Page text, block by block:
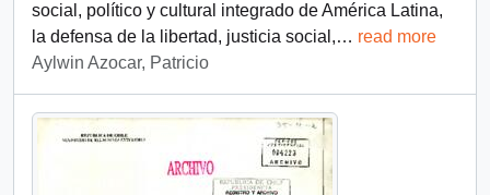
social, político y cultural integrado de América Latina,
la defensa de la libertad, justicia social,… read more
Aylwin Azocar, Patricio